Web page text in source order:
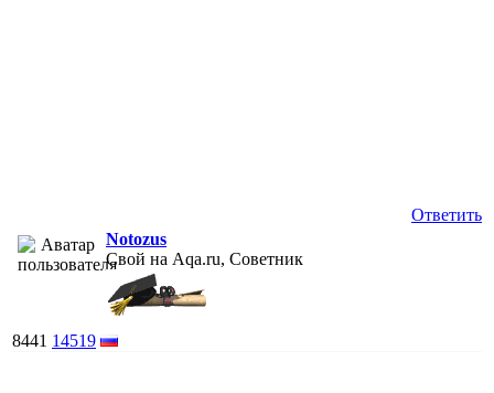
Ответить
Notozus
Свой на Aqa.ru, Советник
8441 14519